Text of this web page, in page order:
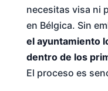
necesitas visa ni
en Bélgica. Sin
el ayuntamiento
dentro de los
El proceso es